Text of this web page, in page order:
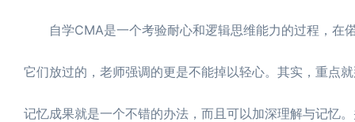
自学CMA是一个考验耐心和逻辑思维能力的过程，在
它们放过的，老师强调的更是不能掉以轻心。其实，重点
记忆成果就是一个不错的办法，而且可以加深理解与记忆